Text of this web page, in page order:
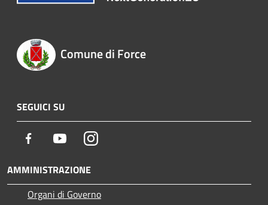
Comune di Force
SEGUICI SU
Facebook YoutubeInstagram
AMMINISTRAZIONE
Organi di Governo